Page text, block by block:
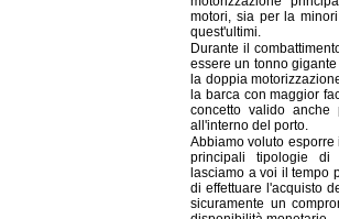
motori, sia per la
quest'ultimi.
Durante il
essere un tonno
la doppia
la barca con maggior
concetto valido
all'interno del porto.
Abbiamo voluto
principali tipologie di
lasciamo a voi il tempo
di effettuare l'acquisto
sicuramente un